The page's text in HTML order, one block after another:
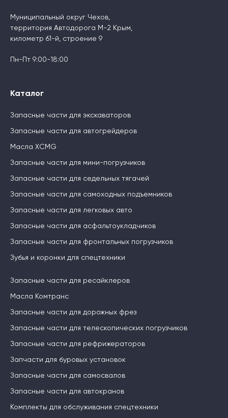
Муниципальный округ Чехов,
территория Автодорога М-2 Крым,
километр 61-й, строение 9
Пн-Пт 9:00-18:00
Каталог
Запасные части для экскаваторов
Запасные части для автогрейдеров
Масла XCMG
Запасные части для мини-погрузчиков
Запасные части для седельных тягачей
Запасные части для самоходных подъемников
Запасные части для легковых авто
Запасные части для асфальтоукладчиков
Запасные части для фронтальных погрузчиков
Зубья и коронки для спецтехники
Запасные части для ресайклеров
Масла Комтранс
Запасные части для дорожных фрез
Запасные части для телескопических погрузчиков
Запасные части для рефрижераторов
Запчасти для буровых установок
Запасные части для самосвалов
Запасные части для автокранов
Комплекты для обслуживания спецтехники